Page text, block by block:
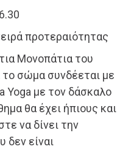
προτεραιότητας
Μονοπάτια του
σώμα συνδέεται με
Yoga με τον δάσκαλο
θα έχει ήπιους και
να δίνει την
δεν είναι